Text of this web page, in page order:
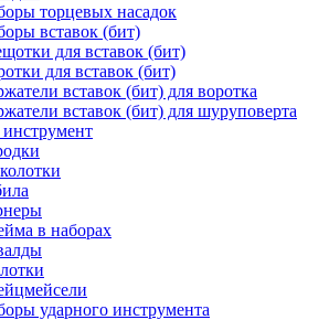
торцевых насадок
вставок (бит)
для вставок (бит)
для вставок (бит)
вставок (бит) для воротка
вставок (бит) для шуруповерта
в наборах
ударного инструмента